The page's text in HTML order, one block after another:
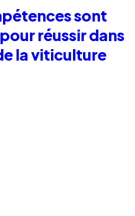
sont
réussir dans
la viticulture